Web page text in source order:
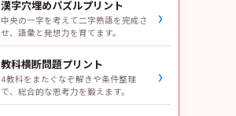
漢字穴埋めパズルプリント
中央の一字を考えて二字熟語を完成さ
せ、語彙と発想力を育てます。
›
教科横断問題プリント
4教科をまたぐなぞ解きや条件整理
で、総合的な思考力を鍛えます。
›